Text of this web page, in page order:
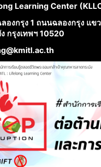
Learning Center
องกรุง 1 ถนนฉลองกรุง แข
กรุงเทพฯ 10520